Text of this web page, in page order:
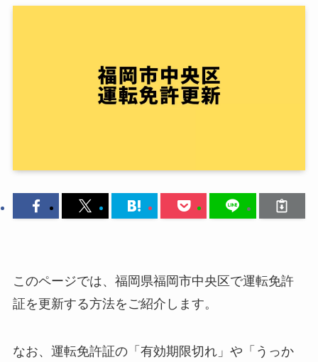
このページでは、福岡県福岡市中央区で運転免許
証を更新する方法をご紹介します。
なお、運転免許証の「有効期限切れ」や「うっか